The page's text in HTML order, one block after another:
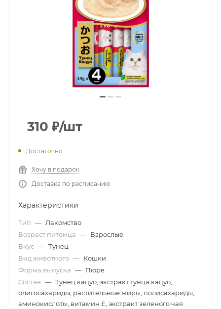
310 ₽/шт
Достаточно
Хочу в подарок
Доставка по расписанию
Характеристики
Тип — Лакомство
Возраст питомца — Взрослые
Вкус — Тунец
Вид животного — Кошки
Форма выпуска — Пюре
Состав — Тунец кацуо, экстракт тунца кацуо,
олигосахариды, растительные жиры, полисахариды,
аминокислоты, витамин E, экстракт зеленого чая